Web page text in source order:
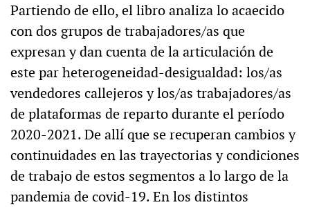
Partiendo de ello, el libro analiza lo acaecido
con dos grupos de trabajadores/as que
expresan y dan cuenta de la articulación de
este par heterogeneidad-desigualdad: los/as
vendedores callejeros y los/as trabajadores/as
de plataformas de reparto durante el período
2020-2021. De allí que se recuperan cambios y
continuidades en las trayectorias y condiciones
de trabajo de estos segmentos a lo largo de la
pandemia de covid-19. En los distintos